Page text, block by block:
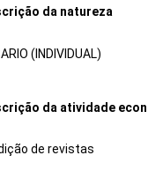
da natureza
(INDIVIDUAL)
da atividade
de revistas